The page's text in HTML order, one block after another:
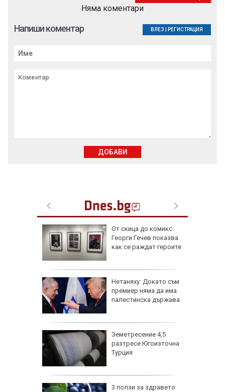
От скица до комикс:
Георги Гечев показва
как се раждат героите
Нетаняху: Докато съм
премиер няма да има
палестинска държава
Земетресение 4,5
разтресе Югоизточна
Турция
3 ползи за здравето
Няма коментари
Напиши коментар ВЛЕЗ РЕГИСТРАЦИЯ
ДОБАВИ